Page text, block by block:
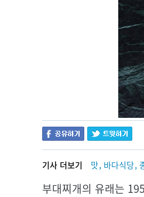
기사 더보기 맛, 바다식당,
부대찌개의 유래는